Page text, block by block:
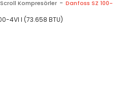
Scroll Kompresörler Danfoss SZ 100-